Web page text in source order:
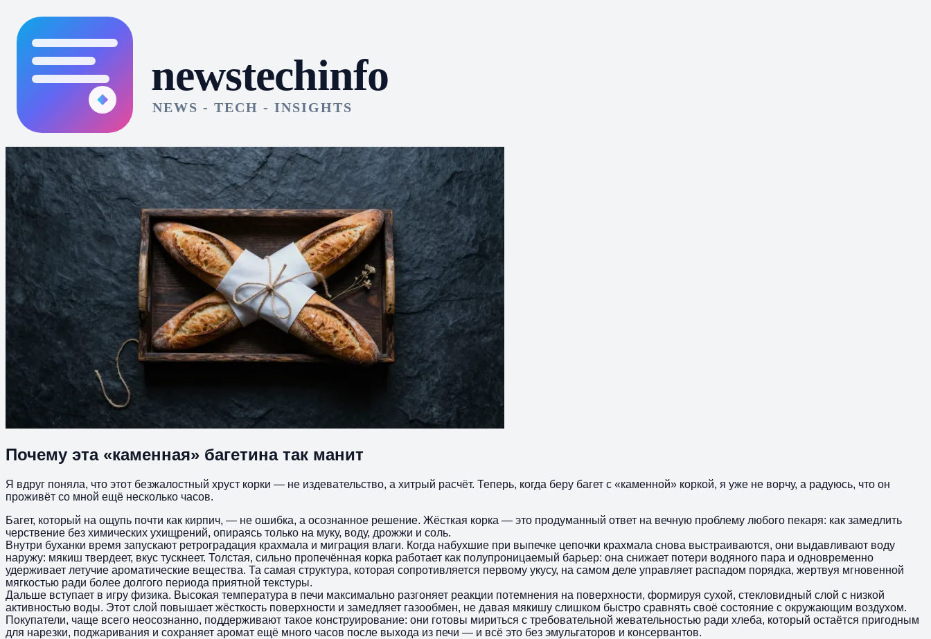
Почему эта «каменная» багетина так манит
Я вдруг поняла, что этот безжалостный хруст корки — не издевательство, а хитрый расчёт. Теперь, когда беру багет с «каменной» коркой, я уже не ворчу, а радуюсь, что он
проживёт со мной ещё несколько часов.
Багет, который на ощупь почти как кирпич, — не ошибка, а осознанное решение. Жёсткая корка — это продуманный ответ на вечную проблему любого пекаря: как замедлить
черствение без химических ухищрений, опираясь только на муку, воду, дрожжи и соль.
Внутри буханки время запускают ретроградация крахмала и миграция влаги. Когда набухшие при выпечке цепочки крахмала снова выстраиваются, они выдавливают воду
наружу: мякиш твердеет, вкус тускнеет. Толстая, сильно пропечённая корка работает как полупроницаемый барьер: она снижает потери водяного пара и одновременно
удерживает летучие ароматические вещества. Та самая структура, которая сопротивляется первому укусу, на самом деле управляет распадом порядка, жертвуя мгновенной
мягкостью ради более долгого периода приятной текстуры.
Дальше вступает в игру физика. Высокая температура в печи максимально разгоняет реакции потемнения на поверхности, формируя сухой, стекловидный слой с низкой
активностью воды. Этот слой повышает жёсткость поверхности и замедляет газообмен, не давая мякишу слишком быстро сравнять своё состояние с окружающим воздухом.
Покупатели, чаще всего неосознанно, поддерживают такое конструирование: они готовы мириться с требовательной жевательностью ради хлеба, который остаётся пригодным
для нарезки, поджаривания и сохраняет аромат ещё много часов после выхода из печи — и всё это без эмульгаторов и консервантов.